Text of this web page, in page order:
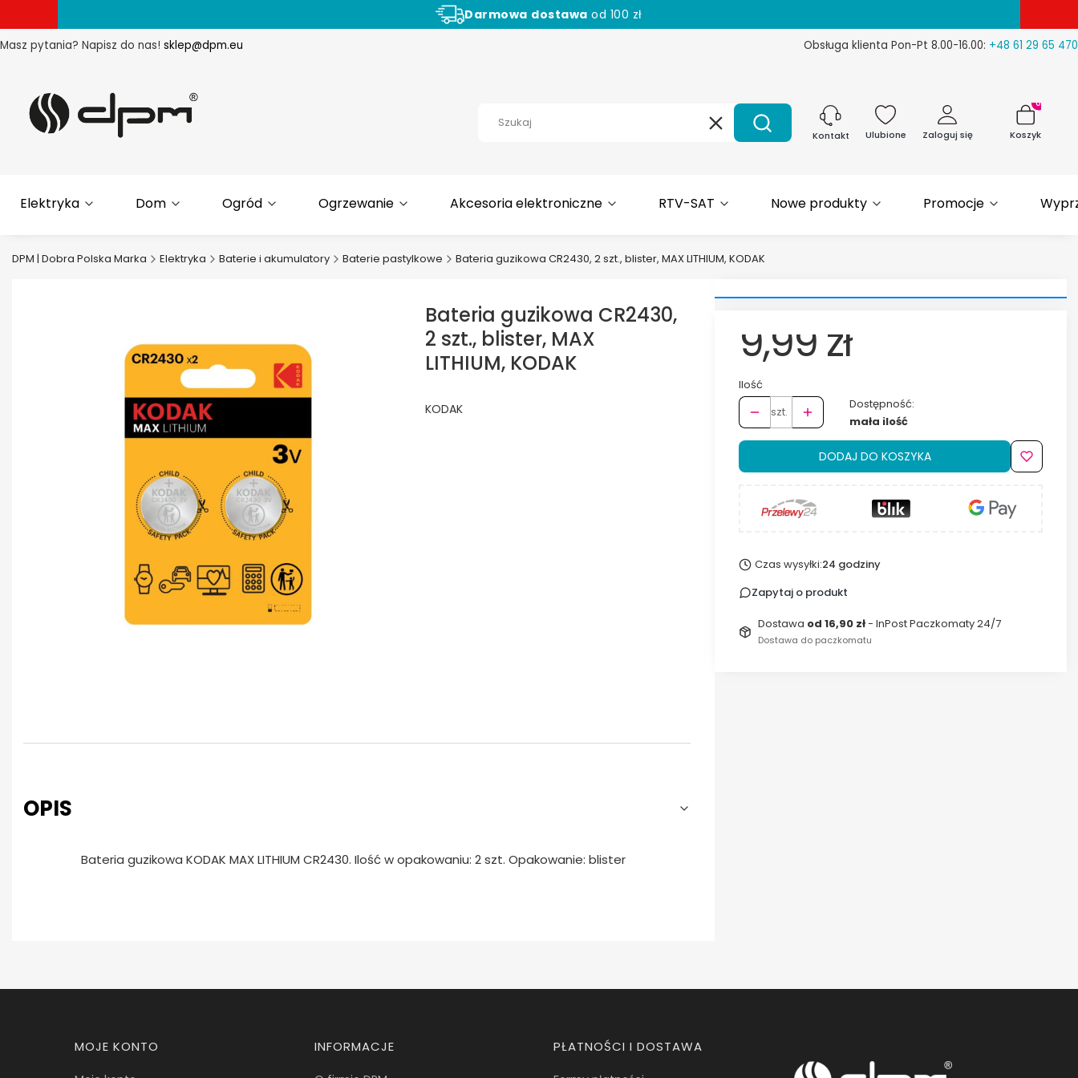
Darmowa dostawa od 100 zł
Masz pytania? Napisz do nas! sklep@dpm.eu Obsługa klienta Pon-Pt 8.00-16.00: +48 61 29 65 470
WyczyśćSzukaj Kontakt Ulubione Zaloguj się
Produkty
Koszyk
Elektryka Dom Ogród Ogrzewanie Akcesoria elektroniczne RTV-SAT Nowe produkty Promocje
DPM | Dobra Polska Marka Elektryka Baterie i akumulatory Baterie pastylkowe Bateria guzikowa CR2430, 2 szt., blister, MAX LITHIUM, KODAK
Bateria guzikowa CR2430,
2 szt., blister, MAX
LITHIUM, KODAK
KODAK
OPIS
Bateria guzikowa KODAK MAX LITHIUM CR2430. Ilość w opakowaniu: 2 szt. Opakowanie: blister
9,99 zł
Ilość
szt.
Dostępność:
mała ilość
DODAJ DO KOSZYKA
Czas wysyłki:24 godziny
Zapytaj o produkt
Dostawa od 16,90 zł- InPost Paczkomaty 24/7
Dostawa do paczkomatu
Linki w stopce
MOJE KONTO INFORMACJE PŁATNOŚCI I DOSTAWA